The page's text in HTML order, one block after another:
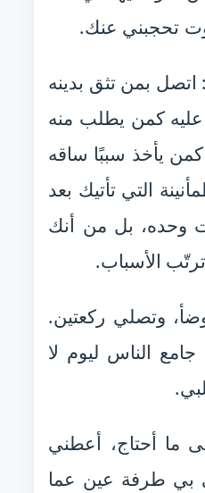
تحجبني عنك.
بمن تثق بدينه
كمن يطلب منه
يأخذ سببًا ساقه
التي تأتيك بعد
وحده، بل من أنك
الأسباب.
وتصلي ركعتين.
الناس ليوم لا
ما أحتاج، أعطني
بي طرفة عين عما